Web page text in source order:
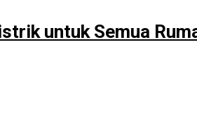
untuk Semua